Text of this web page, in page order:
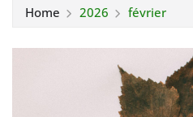
Home 2026 février